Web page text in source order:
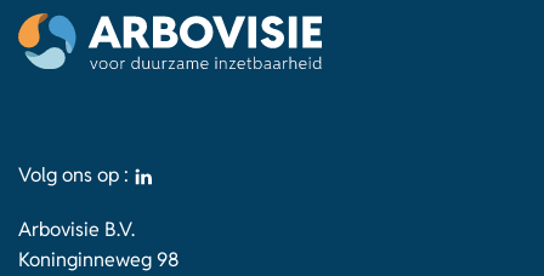
Volg ons op :
Arbovisie B.V.
Koninginneweg 98